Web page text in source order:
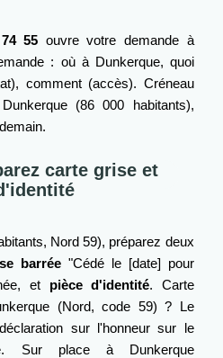
55 ouvre votre demande à
: où à Dunkerque, quoi
comment (accès). Créneau
(86 000 habitants),
carte grise et
Nord 59), préparez deux
barrée "Cédé le [date] pour
et pièce d'identité. Carte
(Nord, code 59) ? Le
sur l'honneur sur le
Sur place à Dunkerque